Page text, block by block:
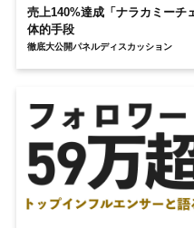
売上140%達成「ナラカミーチ
体的手段
徹底大公開パネルディスカッション